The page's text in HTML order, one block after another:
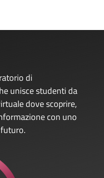
di
unisce studenti da
dove scoprire,
con uno